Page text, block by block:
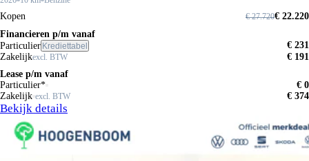
Kopen € 22.220
€ 27.720
Financieren p/m vanaf
Particulier Krediettabel
€ 231
Zakelijkexcl. BTW
€ 191
Lease p/m vanaf
Particulier*
€ 0
Zakelijk excl. BTW € 374
Bekijk details